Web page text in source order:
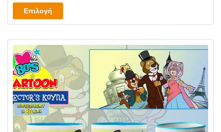
Επιλογή
το
έχει
πολλαπλές
παραλλαγές.
Οι
επιλογές
μπορούν
να
επιλεγούν